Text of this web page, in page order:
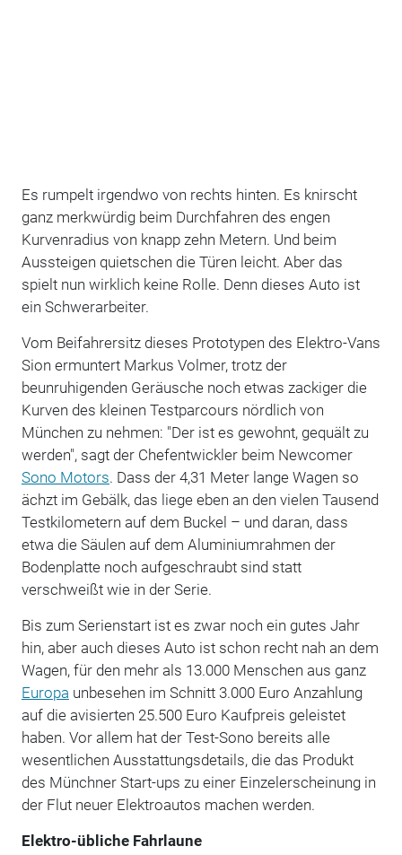
Es rumpelt irgendwo von rechts hinten. Es knirscht
ganz merkwürdig beim Durchfahren des engen
Kurvenradius von knapp zehn Metern. Und beim
Aussteigen quietschen die Türen leicht. Aber das
spielt nun wirklich keine Rolle. Denn dieses Auto ist
ein Schwerarbeiter.
Vom Beifahrersitz dieses Prototypen des Elektro-Vans
Sion ermuntert Markus Volmer, trotz der
beunruhigenden Geräusche noch etwas zackiger die
Kurven des kleinen Testparcours nördlich von
München zu nehmen: "Der ist es gewohnt, gequält zu
werden", sagt der Chefentwickler beim Newcomer
Sono Motors. Dass der 4,31 Meter lange Wagen so
ächzt im Gebälk, das liege eben an den vielen Tausend
Testkilometern auf dem Buckel – und daran, dass
etwa die Säulen auf dem Aluminiumrahmen der
Bodenplatte noch aufgeschraubt sind statt
verschweißt wie in der Serie.
Bis zum Serienstart ist es zwar noch ein gutes Jahr
hin, aber auch dieses Auto ist schon recht nah an dem
Wagen, für den mehr als 13.000 Menschen aus ganz
Europa unbesehen im Schnitt 3.000 Euro Anzahlung
auf die avisierten 25.500 Euro Kaufpreis geleistet
haben. Vor allem hat der Test-Sono bereits alle
wesentlichen Ausstattungsdetails, die das Produkt
des Münchner Start-ups zu einer Einzelerscheinung in
der Flut neuer Elektroautos machen werden.
Elektro-übliche Fahrlaune